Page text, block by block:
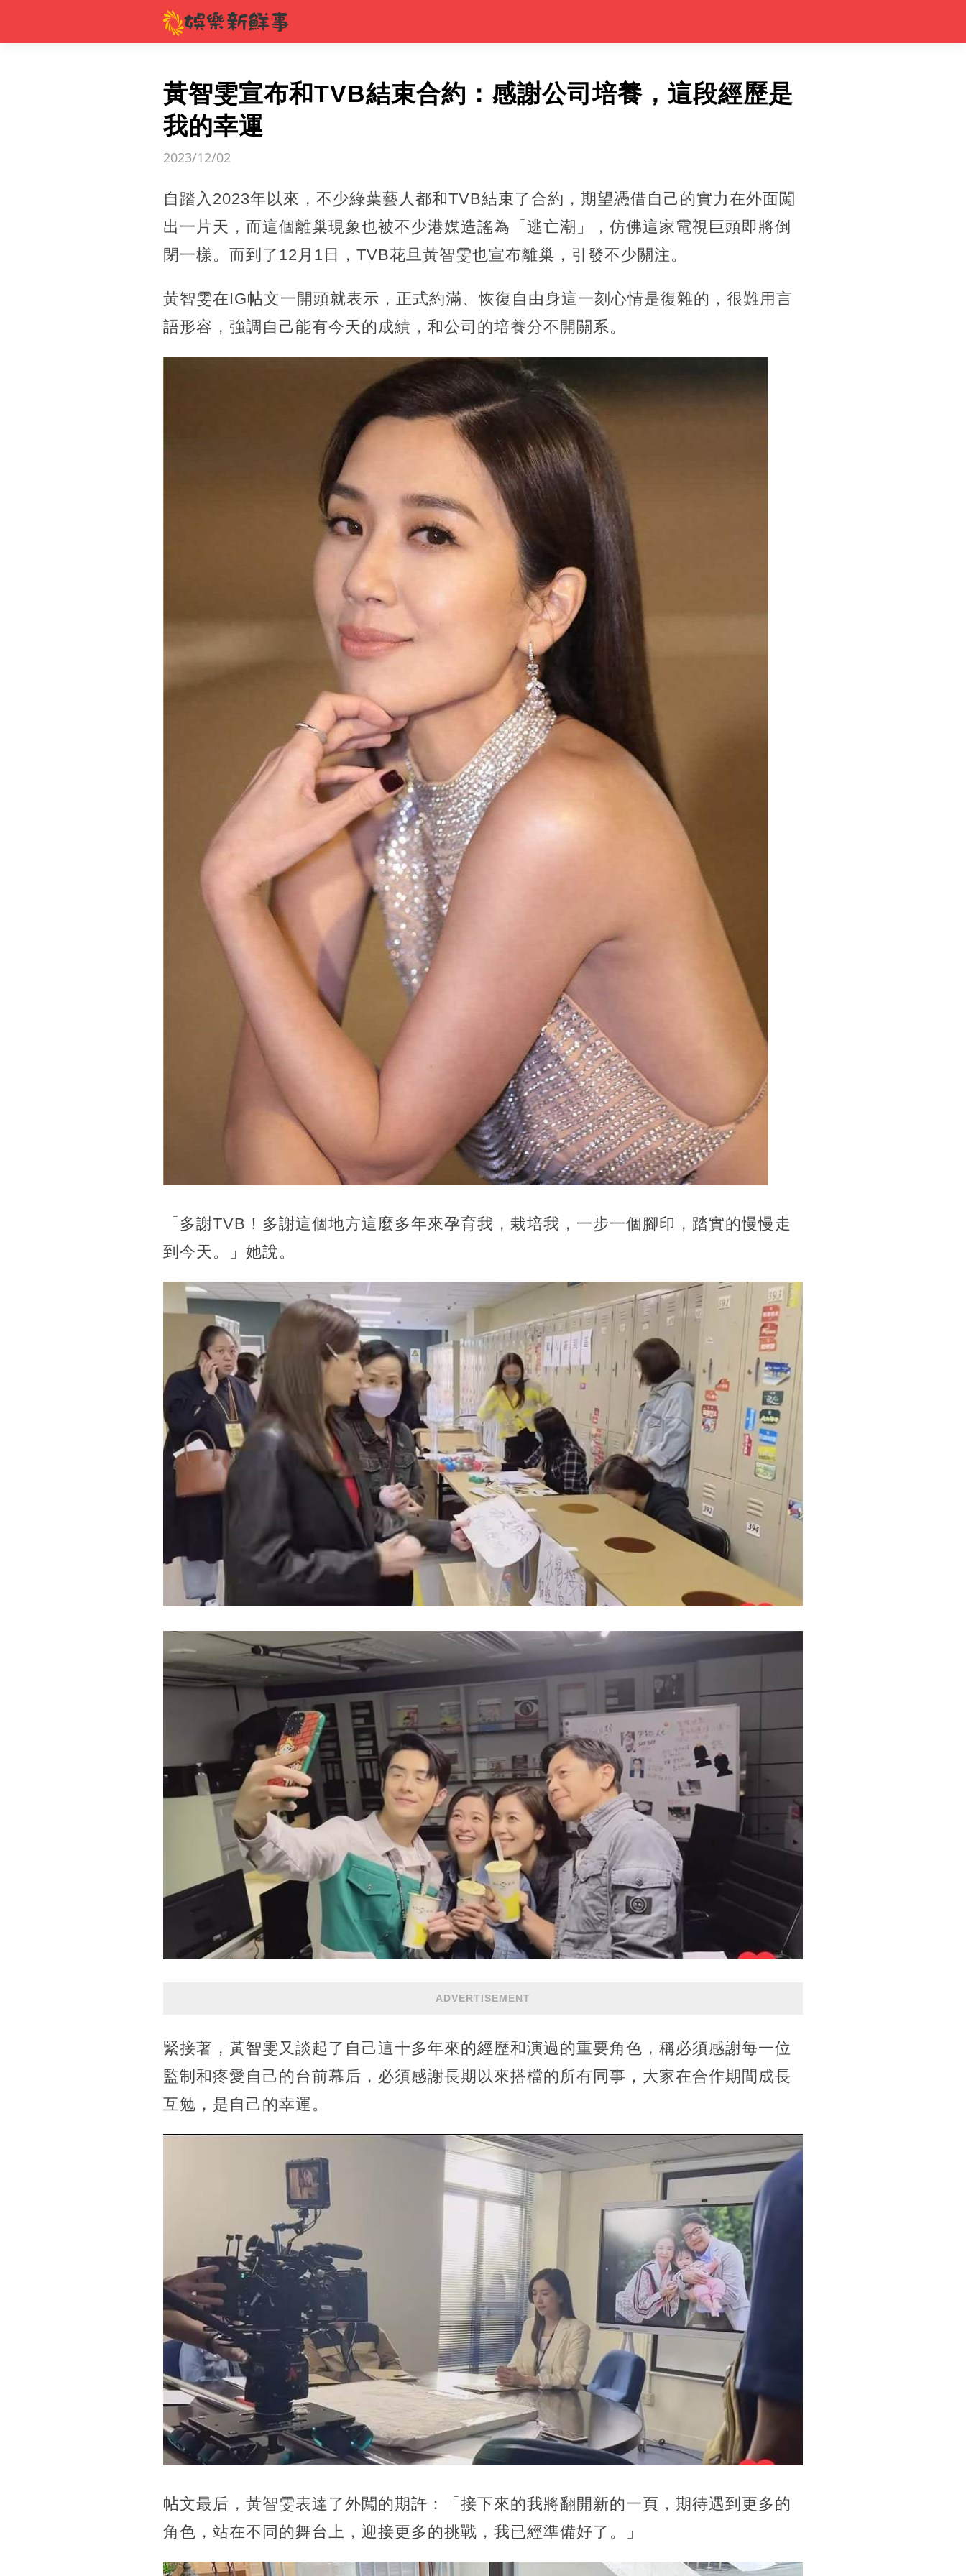
黃智雯宣布和TVB結束合約：感謝公司培養，這段經歷是
我的幸運
2023/12/02
自踏入2023年以來，不少綠葉藝人都和TVB結束了合約，期望憑借自己的實力在外面闖
出一片天，而這個離巢現象也被不少港媒造謠為「逃亡潮」，仿佛這家電視巨頭即將倒
閉一樣。而到了12月1日，TVB花旦黃智雯也宣布離巢，引發不少關注。
黃智雯在IG帖文一開頭就表示，正式約滿、恢復自由身這一刻心情是復雜的，很難用言
語形容，強調自己能有今天的成績，和公司的培養分不開關系。
「多謝TVB！多謝這個地方這麼多年來孕育我，栽培我，一步一個腳印，踏實的慢慢走
到今天。」她說。
ADVERTISEMENT
緊接著，黃智雯又談起了自己這十多年來的經歷和演過的重要角色，稱必須感謝每一位
監制和疼愛自己的台前幕后，必須感謝長期以來搭檔的所有同事，大家在合作期間成長
互勉，是自己的幸運。
帖文最后，黃智雯表達了外闖的期許：「接下來的我將翻開新的一頁，期待遇到更多的
角色，站在不同的舞台上，迎接更多的挑戰，我已經準備好了。」